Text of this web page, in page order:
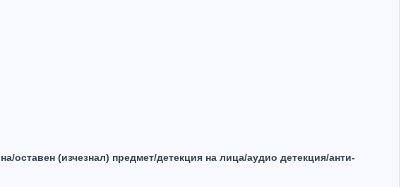
оставен (изчезнал) предмет/детекция на лица/аудио детекция/анти-